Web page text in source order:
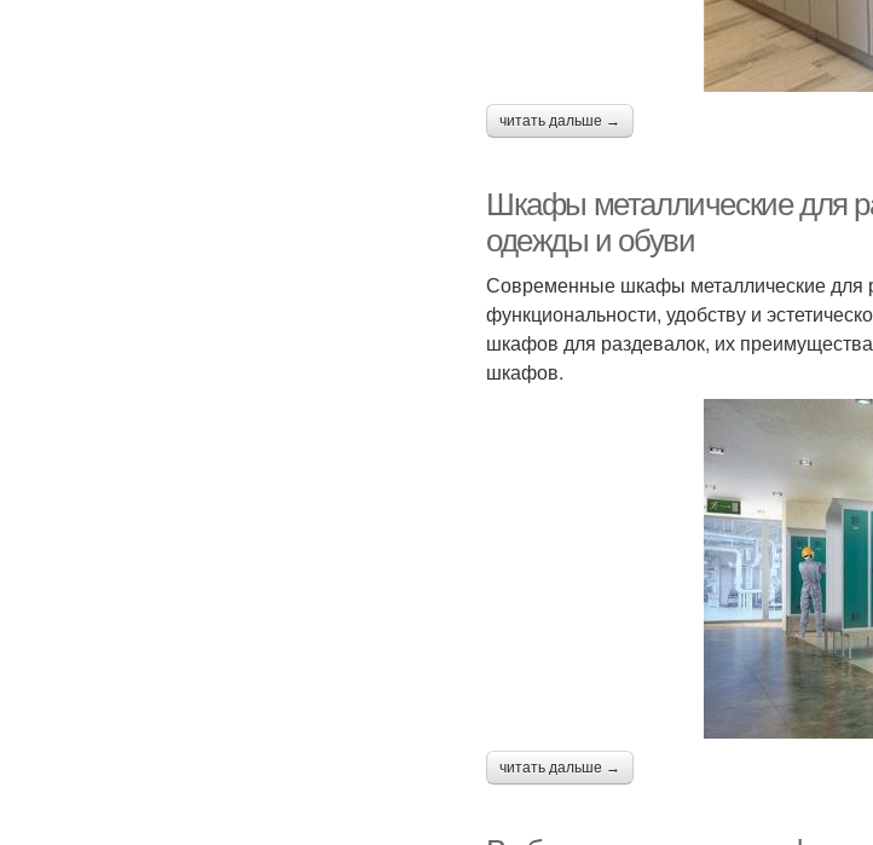
читать дальше →
Шкафы металлические для
одежды и обуви
Современные шкафы металлические для
функциональности, удобству и
шкафов для раздевалок, их
шкафов.
читать дальше →